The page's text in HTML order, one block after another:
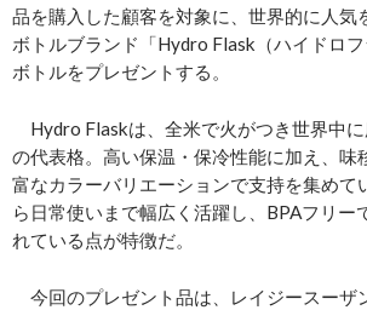
品を購入した顧客を対象に、世界的に人気
ボトルブランド「Hydro Flask（ハイドロ
ボトルをプレゼントする。
Hydro Flaskは、全米で火がつき世界中
の代表格。高い保温・保冷性能に加え、味
富なカラーバリエーションで支持を集めて
ら日常使いまで幅広く活躍し、BPAフリー
れている点が特徴だ。
今回のプレゼント品は、レイジースーザ